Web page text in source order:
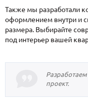
Также мы разработали
оформлением внутри и
размера. Выбирайте
под интерьер вашей
проект.